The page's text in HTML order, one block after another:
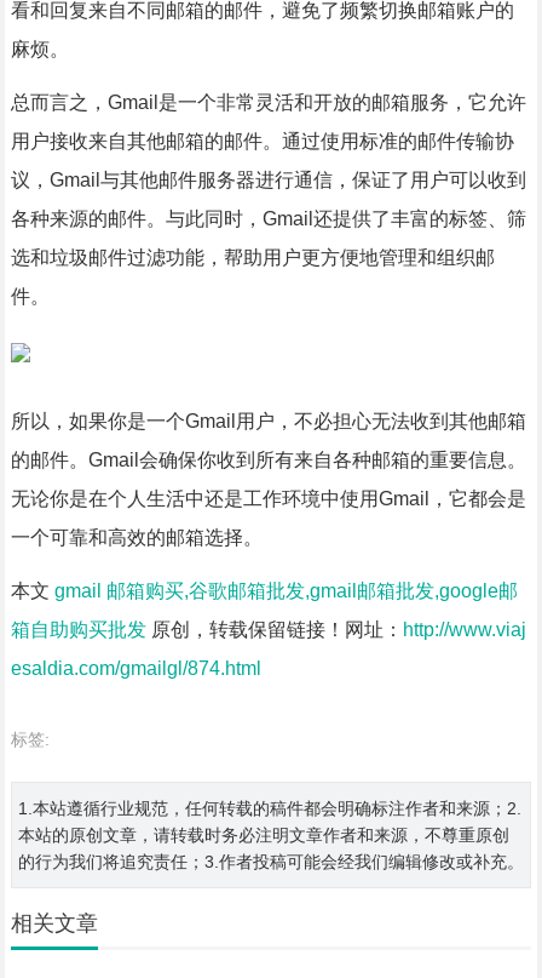
看和回复来自不同邮箱的邮件，避免了频繁切换邮箱账户的
麻烦。
总而言之，Gmail是一个非常灵活和开放的邮箱服务，它允许
用户接收来自其他邮箱的邮件。通过使用标准的邮件传输协
议，Gmail与其他邮件服务器进行通信，保证了用户可以收到
各种来源的邮件。与此同时，Gmail还提供了丰富的标签、筛
选和垃圾邮件过滤功能，帮助用户更方便地管理和组织邮
件。
所以，如果你是一个Gmail用户，不必担心无法收到其他邮箱
的邮件。Gmail会确保你收到所有来自各种邮箱的重要信息。
无论你是在个人生活中还是工作环境中使用Gmail，它都会是
一个可靠和高效的邮箱选择。
本文 gmail 邮箱购买,谷歌邮箱批发,gmail邮箱批发,google邮
箱自助购买批发原创，转载保留链接！网址： http://www.viaj
esaldia.com/gmailgl/874.html
标签:
1.本站遵循行业规范，任何转载的稿件都会明确标注作者和来源；2.
本站的原创文章，请转载时务必注明文章作者和来源，不尊重原创
的行为我们将追究责任；3.作者投稿可能会经我们编辑修改或补充。
相关文章